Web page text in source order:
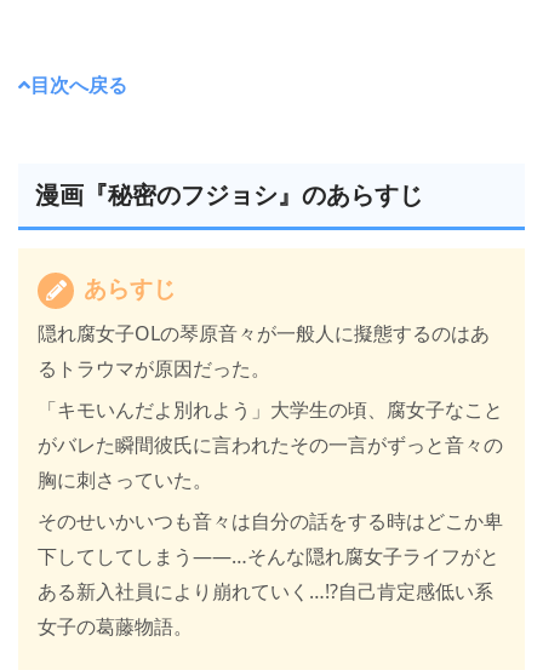
目次へ戻る
漫画『秘密のフジョシ』のあらすじ
あらすじ
隠れ腐女子OLの琴原音々が一般人に擬態するのはあ
るトラウマが原因だった。
「キモいんだよ別れよう」大学生の頃、腐女子なこと
がバレた瞬間彼氏に言われたその一言がずっと音々の
胸に刺さっていた。
そのせいかいつも音々は自分の話をする時はどこか卑
下してしてしまう――…そんな隠れ腐女子ライフがと
ある新入社員により崩れていく…!?自己肯定感低い系
女子の葛藤物語。